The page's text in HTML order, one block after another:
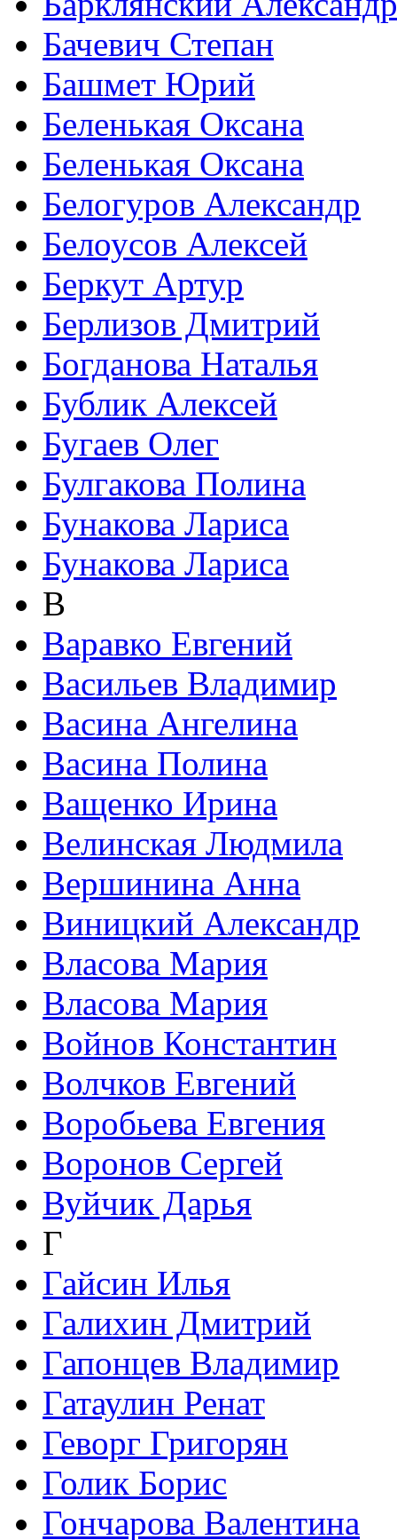
Бачевич Степан
Башмет Юрий
Беленькая Оксана
Беленькая Оксана
Белогуров Александр
Белоусов Алексей
Беркут Артур
Берлизов Дмитрий
Богданова Наталья
Бублик Алексей
Бугаев Олег
Булгакова Полина
Бунакова Лариса
Бунакова Лариса
В
Варавко Евгений
Васильев Владимир
Васина Ангелина
Васина Полина
Ващенко Ирина
Велинская Людмила
Вершинина Анна
Виницкий Александр
Власова Мария
Власова Мария
Войнов Константин
Волчков Евгений
Воробьева Евгения
Воронов Сергей
Вуйчик Дарья
Г
Гайсин Илья
Галихин Дмитрий
Гапонцев Владимир
Гатаулин Ренат
Геворг Григорян
Голик Борис
Гончарова Валентина